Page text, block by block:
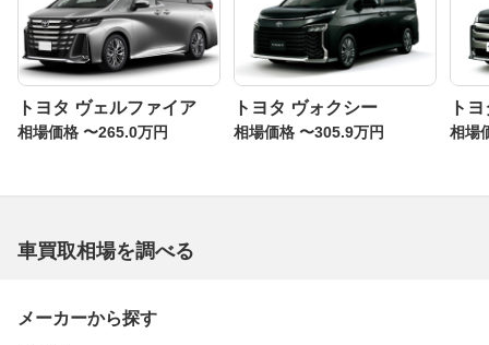
トヨタ ヴェルファイア
相場価格 〜265.0万円
トヨタ ヴォクシー
相場価格 〜305.9万円
ト
相場
車買取相場を調べる
メーカーから探す